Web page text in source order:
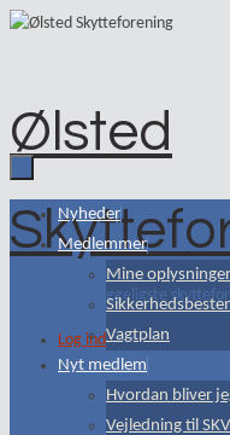
Skip
Ølsted
- Danmarks hyggeligste
Log ind
Skip
to
Nyheder
Medlemmer
Mine oplysninger
Vagtplan
Nyt medlem
Hvordan bliver
Vejledning til